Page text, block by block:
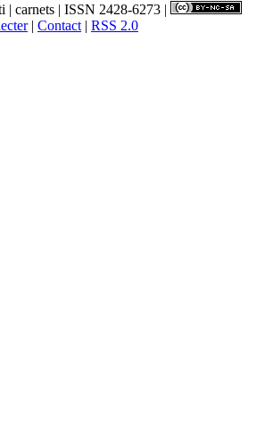
| carnets | ISSN 2428-6273 |
| Contact | RSS 2.0